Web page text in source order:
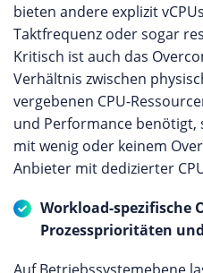
bieten andere explizit
Taktfrequenz oder sogar
Kritisch ist auch das
Verhältnis zwischen
vergebenen CPU-
und Performance benötigt,
mit wenig oder keinem
Anbieter mit dedizierter
Workload-spezifische
Prozessprioritäten